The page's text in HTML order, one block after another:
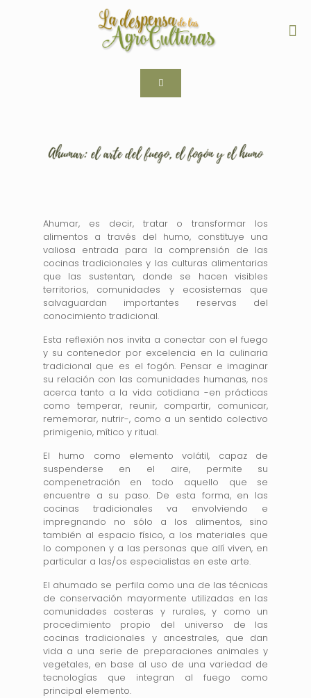
Ahumar, es decir, tratar o transformar los
alimentos a través del humo, constituye una
valiosa entrada para la comprensión de las
cocinas tradicionales y las culturas alimentarias
que las sustentan, donde se hacen visibles
territorios, comunidades y ecosistemas que
salvaguardan importantes reservas del
conocimiento tradicional.
Esta reflexión nos invita a conectar con el fuego
y su contenedor por excelencia en la culinaria
tradicional que es el fogón. Pensar e imaginar
su relación con las comunidades humanas, nos
acerca tanto a la vida cotidiana -en prácticas
como temperar, reunir, compartir, comunicar,
rememorar, nutrir-, como a un sentido colectivo
primigenio, mítico y ritual.
El humo como elemento volátil, capaz de
suspenderse en el aire, permite su
compenetración en todo aquello que se
encuentre a su paso. De esta forma, en las
cocinas tradicionales va envolviendo e
impregnando no sólo a los alimentos, sino
también al espacio físico, a los materiales que
lo componen y a las personas que allí viven, en
particular a las/os especialistas en este arte.
El ahumado se perfila como una de las técnicas
de conservación mayormente utilizadas en las
comunidades costeras y rurales, y como un
procedimiento propio del universo de las
cocinas tradicionales y ancestrales, que dan
vida a una serie de preparaciones animales y
vegetales, en base al uso de una variedad de
tecnologías que integran al fuego como
principal elemento.